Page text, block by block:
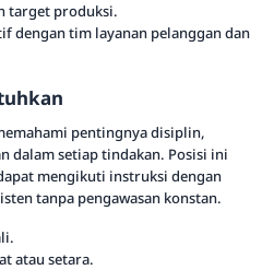
target produksi.
dengan tim layanan pelanggan dan
pentingnya disiplin,
dalam setiap tindakan. Posisi ini
mengikuti instruksi dengan
tanpa pengawasan konstan.
atau setara.